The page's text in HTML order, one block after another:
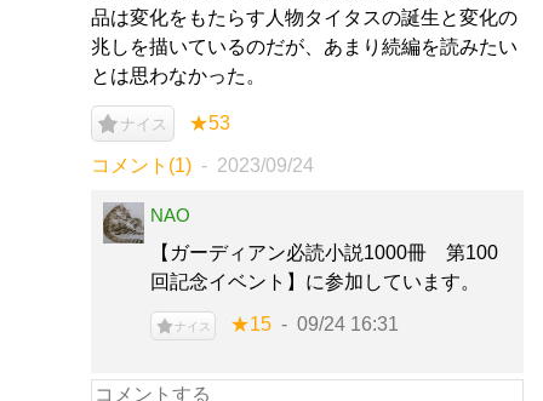
品は変化をもたらす人物タイタスの誕生と変化の
兆しを描いているのだが、あまり続編を読みたい
とは思わなかった。
ナイス ★53
コメント(1) 2023/09/24
NAO
【ガーディアン必読小説1000冊 第100
回記念イベント】に参加しています。
ナイス ★15 09/24 16:31